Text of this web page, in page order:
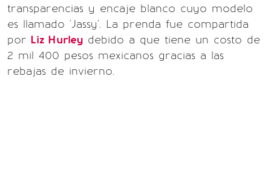
transparencias y encaje blanco cuyo modelo
es llamado 'Jassy'. La prenda fue compartida
por Liz Hurley debido a que tiene un costo de
2 mil 400 pesos mexicanos gracias a las
rebajas de invierno.